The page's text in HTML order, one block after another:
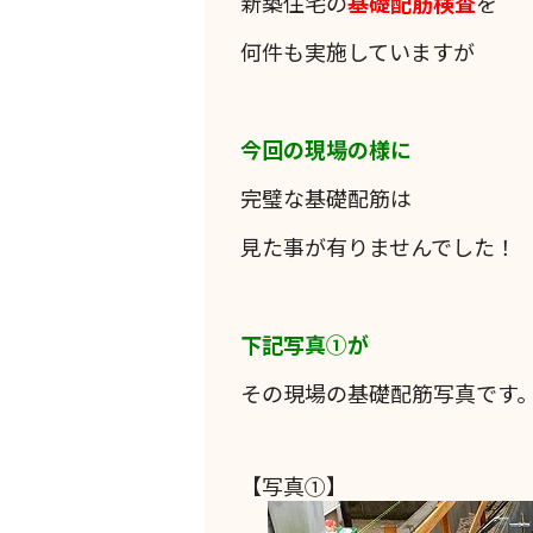
何件も実施していますが
今回の現場の様に
完璧な基礎配筋は
見た事が有りませんでした！
下記写真①が
その現場の基礎配筋写真です
【写真①】